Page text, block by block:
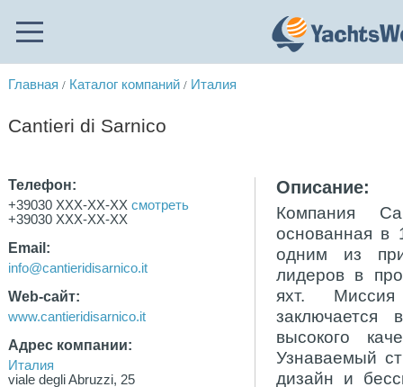
Главная / Каталог компаний / Италия
Cantieri di Sarnico
Телефон:
+39030 XXX-XX-XX
+39030 XXX-XX-XX
смотреть
Email:
info@cantieridisarnico.it
Web-сайт:
www.cantieridisarnico.it
Адрес компании:
Италия
viale degli Abruzzi, 25
Описание:
Компания
основанная в
одним из
лидеров в
яхт.
заключается
высокого
Узнаваемый
дизайн и